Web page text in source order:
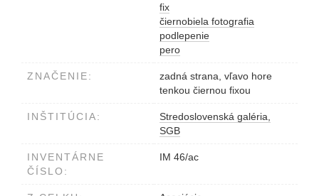
fix
čiernobiela fotografia
podlepenie
pero
ZNAČENIE:
zadná strana, vľavo hore
tenkou čiernou fixou
INŠTITÚCIA:
Stredoslovenská galéria,
SGB
INVENTÁRNE
ČÍSLO:
IM 46/ac